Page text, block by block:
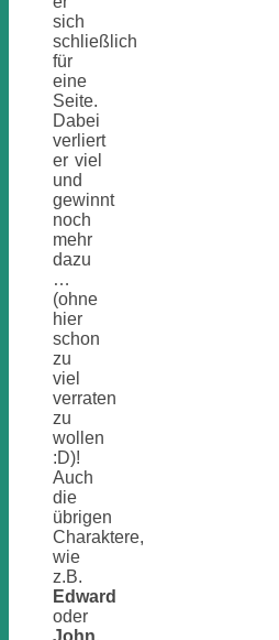
sich
schließlich
für
eine
Seite.
Dabei
verliert
er viel
und
gewinnt
noch
mehr
dazu
…
(ohne
hier
schon
zu
viel
verraten
zu
wollen
:D)!
Auch
die
übrigen
Charaktere,
wie
z.B.
Edward
oder
John,